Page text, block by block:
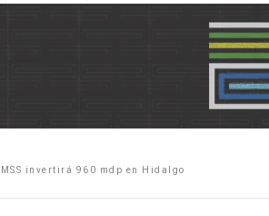
IMSS invertirá 960 mdp en Hidalgo